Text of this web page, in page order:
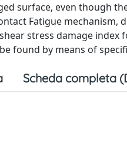
surface, even though
Fatigue
stress damage index
found by means of
Scheda completa